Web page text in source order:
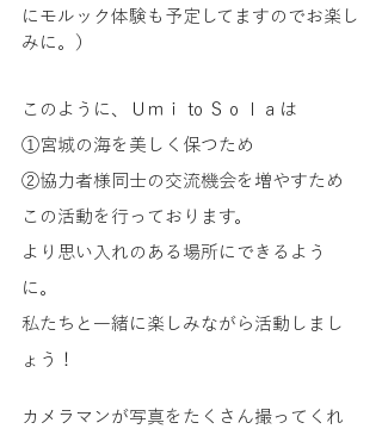
にモルック体験も予定してますのでお楽し
みに。）
このように、Ｕｍｉ to Ｓｏｌａは
①宮城の海を美しく保つため
②協力者様同士の交流機会を増やすため
この活動を行っております。
より思い入れのある場所にできるよう
に。
私たちと一緒に楽しみながら活動しまし
ょう！
カメラマンが写真をたくさん撮ってくれ